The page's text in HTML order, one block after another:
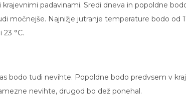
padavinami. Sredi dneva in popoldne
močnejše. Najnižje jutranje temperature bodo od
°C.
bodo tudi nevihte. Popoldne bodo predvsem v
nevihte, drugod bo dež ponehal.